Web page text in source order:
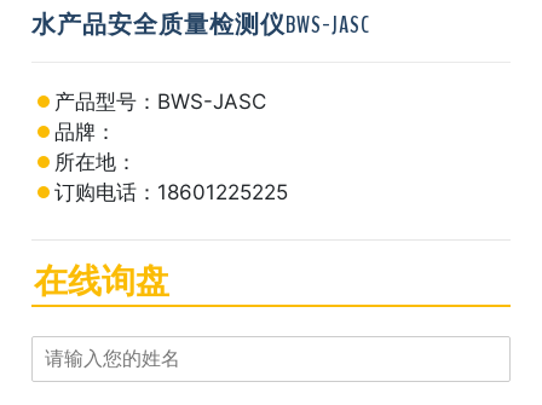
水产品安全质量检测仪BWS-JASC
产品型号：BWS-JASC
品牌：
所在地：
订购电话：18601225225
在线询盘